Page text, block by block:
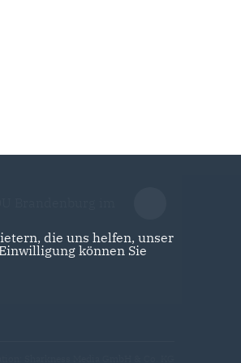
die uns helfen, unser
können Sie